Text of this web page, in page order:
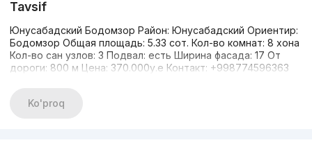
Tavsif
Юнусабадский Бодомзор Район: Юнусабадский Ориентир:
Бодомзор Общая площадь: 5.33 сот. Кол-во комнат: 8 хона
Кол-во сан узлов: 3 Подвал: есть Ширина фасада: 17 От
дороги: 800 м Цена: 370.000у.е Контакт: +998774596363
Ko'proq